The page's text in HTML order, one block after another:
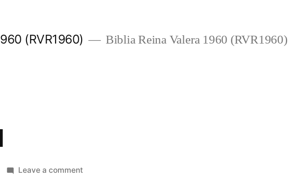
(RVR1960) Biblia Reina Valera 1960 (RVR1960)
Leave a commenton